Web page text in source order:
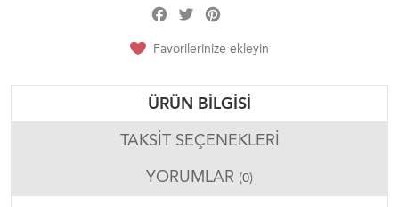
Facebook
Twitter
Favorilerinize ekleyin
ÜRÜN BILGISI
TAKSIT SEÇENEKLERI
YORUMLAR (0)